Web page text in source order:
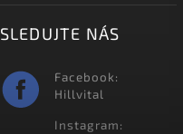
SLEDUJTE NÁS
Facebook:
Hillvital
Instagram: